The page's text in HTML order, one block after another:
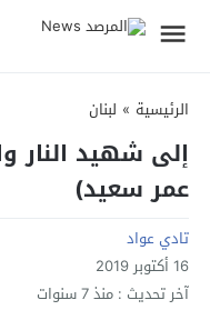
الرئيسية » لبنان
إلى شهيد النار
عمر سعيد)
تادي عواد
16 أكتوبر 2019
آخر تحديث : منذ 7 سنوات